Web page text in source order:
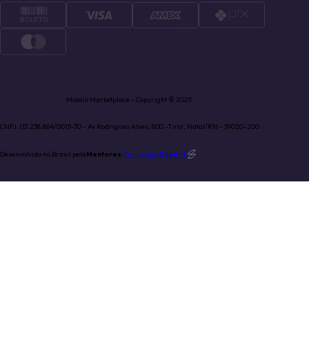
Mozaik Marketplace - Copyright © 2025.
CNPJ: 03.238.864/0015-30 - Av Rodrigues Alves, 800 -Tirol, Natal/RN - 59020-200
Desenvolvido no Brasil pelaMentores.Tecnologia Super 1.